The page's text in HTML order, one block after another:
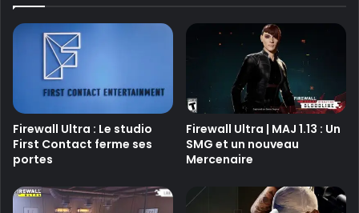
Firewall Ultra : Le studio
First Contact ferme ses
portes
Firewall Ultra | MAJ 1.13 : Un
SMG et un nouveau
Mercenaire